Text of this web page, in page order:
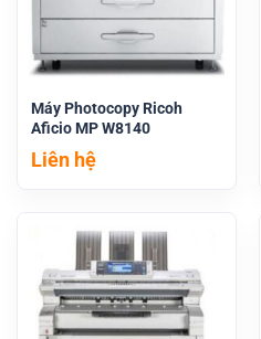
Máy Photocopy Ricoh
Aficio MP W8140
Liên hệ